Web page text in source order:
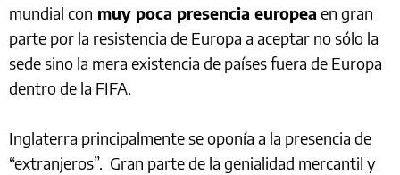
mundial con muy poca presencia europea en gran
parte por la resistencia de Europa a aceptar no sólo la
sede sino la mera existencia de países fuera de Europa
dentro de la FIFA.
Inglaterra principalmente se oponía a la presencia de
“extranjeros”. Gran parte de la genialidad mercantil y